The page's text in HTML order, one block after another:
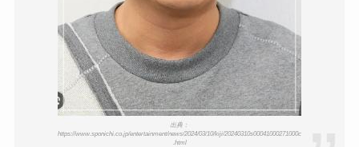
出典：
https://www.sponichi.co.jp/entertainment/news/2024/03/10/kiji/20240310s00041000271000c
.html